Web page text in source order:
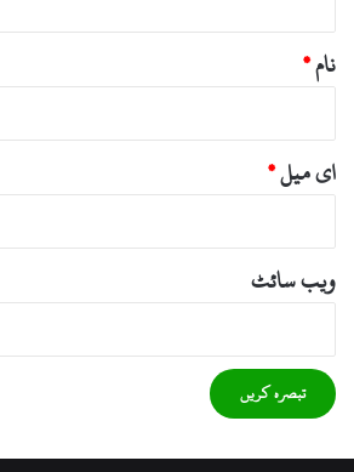
نام*
ای میل*
ویب‌ سائٹ